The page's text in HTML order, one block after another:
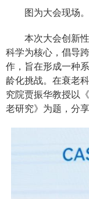
图为大会现场。
本次大会创新性
科学为核心，倡导
作，旨在形成一种
龄化挑战。在衰老
究院贾振华教授以
老研究》为题，分